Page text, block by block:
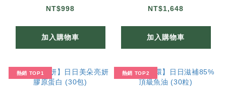
粒)
NT$998
加入購物車
NT$1,648
加入購物車
熱銷 TOP1 熱銷 TOP2